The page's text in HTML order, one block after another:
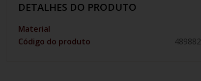
DETALHES DO PRODUTO
Material
Código do produto